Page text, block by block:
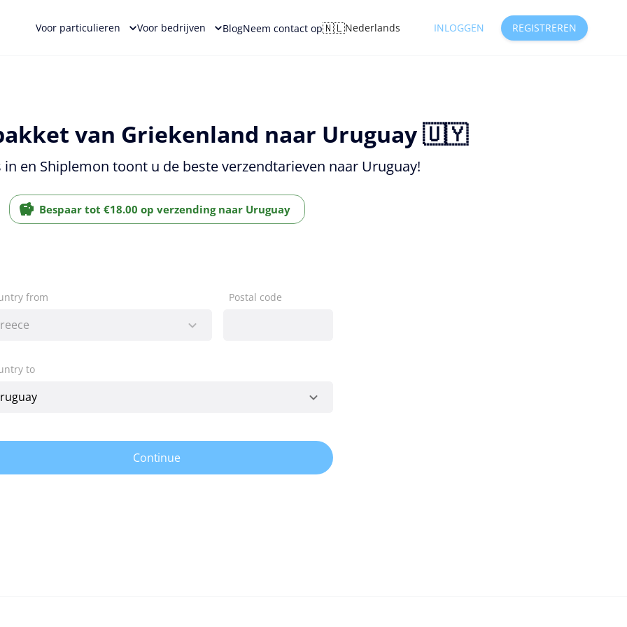
Voor particulieren Voor bedrijven BlogNeem contact op🇳🇱Nederlands INLOGGEN REGISTREREN
van Griekenland naar Uruguay 🇺🇾
in en Shiplemon toont u de beste verzendtarieven naar Uruguay!
Bespaar tot €18.00 op verzending naar Uruguay
from Postal code
to
Continue